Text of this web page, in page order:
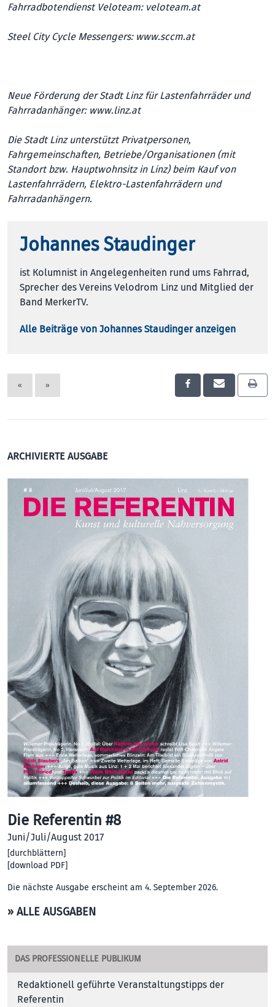
Fahrradbotendienst Veloteam: veloteam.at
Steel City Cycle Messengers: www.sccm.at
Neue Förderung der Stadt Linz für Lastenfahrräder und
Fahrradanhänger: www.linz.at
Die Stadt Linz unterstützt Privatpersonen,
Fahrgemeinschaften, Betriebe/Organisationen (mit
Standort bzw. Hauptwohnsitz in Linz) beim Kauf von
Lastenfahrrädern, Elektro-Lastenfahrrädern und
Fahrradanhängern.
Johannes Staudinger
ist Kolumnist in Angelegenheiten rund ums Fahrrad,
Sprecher des Vereins Velodrom Linz und Mitglied der
Band MerkerTV.
Alle Beiträge von Johannes Staudinger anzeigen
« »
ARCHIVIERTE AUSGABE
Die Referentin #8
Juni/Juli/August 2017
[durchblättern]
[download PDF]
Die nächste Ausgabe erscheint am 4. September 2026.
» ALLE AUSGABEN
DAS PROFESSIONELLE PUBLIKUM
Redaktionell geführte Veranstaltungstipps der
Referentin